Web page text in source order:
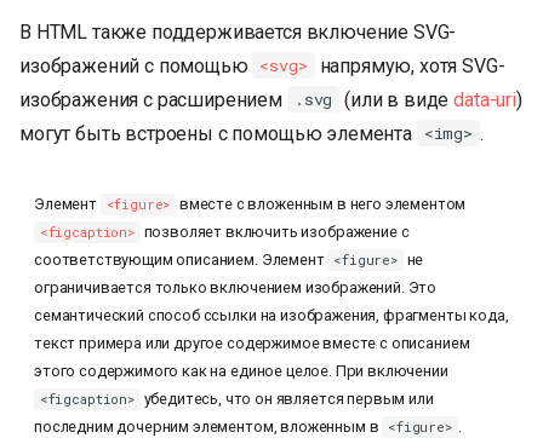
В HTML также поддерживается включение SVG-
изображений с помощью <svg>
напрямую, хотя SVG-
изображения с расширением
.svg (или в видеdata-uri)
могут быть встроены с помощью элемента
<img> .
Элемент <figure> вместе с вложенным в него элементом
<figcaption> позволяет включить изображение с
соответствующим описанием. Элемент <figure> не
ограничивается только включением изображений. Это
семантический способ ссылки на изображения, фрагменты кода,
текст примера или другое содержимое вместе с описанием
этого содержимого как на единое целое. При включении
<figcaption> убедитесь, что он является первым или
последним дочерним элементом, вложенным в
<figure> .